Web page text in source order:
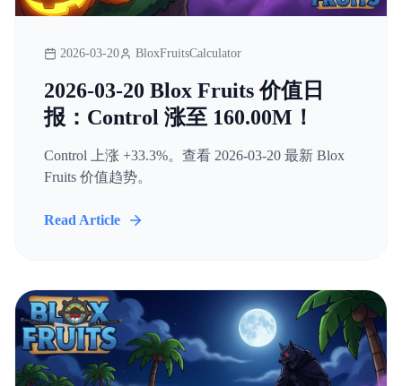
2026-03-20 BloxFruitsCalculator
2026-03-20 Blox Fruits 价值日
报：Control 涨至 160.00M！
Control 上涨 +33.3%。查看 2026-03-20 最新 Blox
Fruits 价值趋势。
Read Article